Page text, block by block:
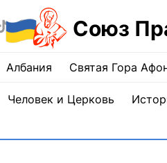
Союз
Албания Святая Гора
Человек и Церковь